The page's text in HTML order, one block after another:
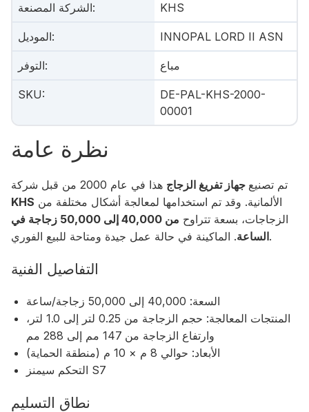
الشركة المصنعة: KHS
الموديل: INNOPAL LORD II ASN
التوفر: مباع
SKU:
DE-PAL-KHS-2000-
00001
نظرة عامة
تم تصنيع جهاز تفريغ الزجاج هذا في عام 2000 من قبل شركة
KHS
الزجاجات، بسعة تتراوح
من 40,000 إلى 50,000 زجاجة في
الساعة. الماكينة في حالة عمل جيدة ومتاحة للبيع الفوري.
التفاصيل الفنية
السعة: 40,000 إلى 50,000 زجاجة/ساعة
المنتجات المعالجة: حجم الزجاجة من 0.25 لتر إلى 1.0 لتر،
وارتفاع الزجاجة من 147 مم إلى 288 مم
الأبعاد: حوالي 8 م × 10 م (منطقة الحماية)
التحكم سيمنز S7
نطاق التسليم